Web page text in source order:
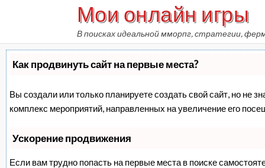
Мои онлайн игры
В поисках идеальной мморпг, стратегии,
Как продвинуть сайт на первые места?
Вы создали или только планируете создать свой сайт, но не
комплекс мероприятий, направленных на увеличение его
Ускорение продвижения
Если вам трудно попасть на первые места в поиске